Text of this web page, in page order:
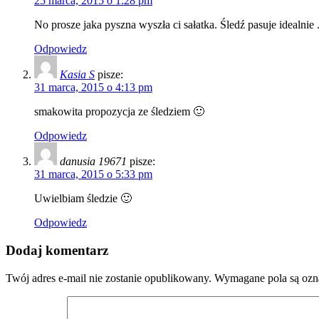
No prosze jaka pyszna wyszła ci sałatka. Śledź pasuje idealnie .
Odpowiedz
Kasia S pisze:
31 marca, 2015 o 4:13 pm
smakowita propozycja ze śledziem 🙂
Odpowiedz
danusia 19671 pisze:
31 marca, 2015 o 5:33 pm
Uwielbiam śledzie 🙂
Odpowiedz
Dodaj komentarz
Twój adres e-mail nie zostanie opublikowany. Wymagane pola są